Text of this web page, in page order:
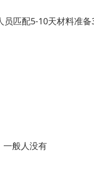
员匹配5-10天材料准
一般人没有